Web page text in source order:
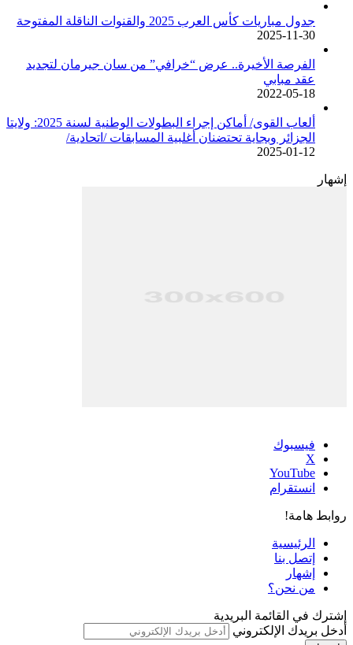
جدول مباريات كأس العرب 2025 والقنوات الناقلة المفتوحة
2025-11-30
الفرصة الأخيرة.. عرض “خرافي” من سان جيرمان لتجديد
عقد مبابي
2022-05-18
ألعاب القوى/ أماكن إجراء البطولات الوطنية لسنة 2025: ولايتا
الجزائر وبجاية تحتضنان أغلبية المسابقات /اتحادية/
2025-01-12
إشهار
فيسبوك
‫X
‫YouTube
انستقرام
روابط هامة!
الرئيسية
إتصل بنا
إشهار
من نحن؟
إشترك في القائمة البريدية
أدخل بريدك الإلكتروني